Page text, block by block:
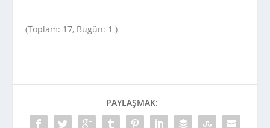
(Toplam: 17, Bugün: 1 )
PAYLAŞMAK: